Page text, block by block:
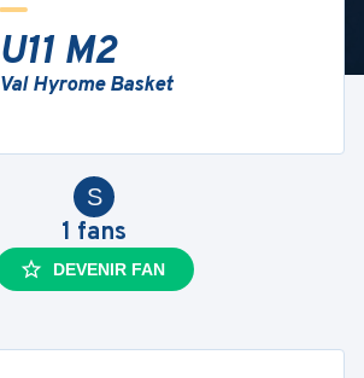
U11 M2
Val Hyrome Basket
S
1 fans
DEVENIR FAN